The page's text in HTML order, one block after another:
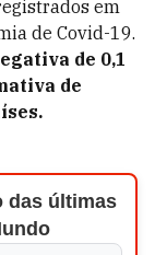
em
de Covid-19.
de 0,1
de
das últimas